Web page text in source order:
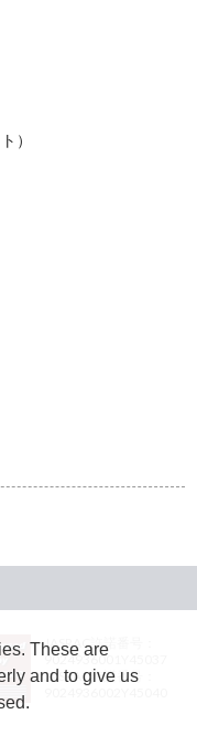
）
JASRAC許諾番号：
9024936001Y45037
JASRAC許諾番号：
These are
and to give us